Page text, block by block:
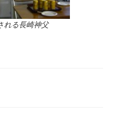
長崎神父